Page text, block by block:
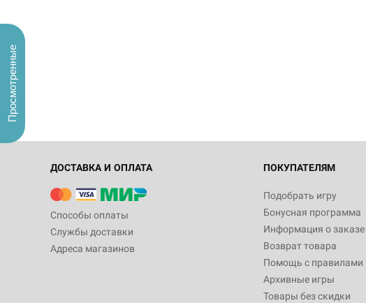
ДОСТАВКА И ОПЛАТА
Способы оплаты
Службы доставки
Адреса магазинов
ПОКУПАТЕЛЯМ
Подобрать игру
Бонусная программа
Информация о заказе
Возврат товара
Помощь с правилами
Архивные игры
Товары без скидки
Просмотренные